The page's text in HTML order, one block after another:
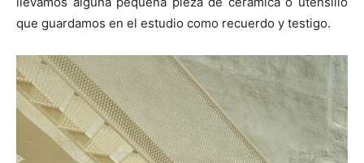
que guardamos en el estudio como recuerdo y testigo.